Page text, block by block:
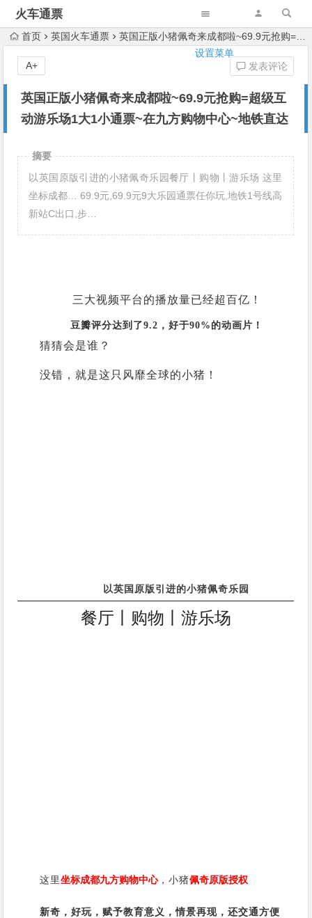
火车通票
设置菜单
首页 英国火车通票 英国正版小猪佩奇来成都啦~69.9元抢购=超级互动游乐场1大1小通票~在九方购物中心~地铁直达
英国正版小猪佩奇来成都啦~69.9元抢购=超级互
动游乐场1大1小通票~在九方购物中心~地铁直达
发表评论
A+
摘要
以英国原版引进的小猪佩奇乐园餐厅丨购物丨游乐场 这里
坐标成都… 69.9元,69.9元9大乐园通票任你玩,地铁1号线高
新站C出口,步…
三大视频平台的播放量已经超百亿 ！
豆瓣评分达到了9.2，好于90%的动画片！
猜猜会是谁？
没错，就是这只风靡全球的小猪！
以英国原版引进的小猪佩奇乐园
餐厅丨购物丨游乐场
这里坐标成都九方购物中心，小猪佩奇原版授权
新奇，好玩，赋予教育意义，情景再现，还交通方便